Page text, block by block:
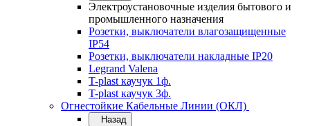
Электроустановочные изделия бытового и
промышленного назначения
Розетки, выключатели влагозащищенные
IP54
Розетки, выключатели накладные IP20
Legrand Valena
T-plast каучук 1ф.
T-plast каучук 3ф.
Огнестойкие Кабельные Линии (ОКЛ)
Назад